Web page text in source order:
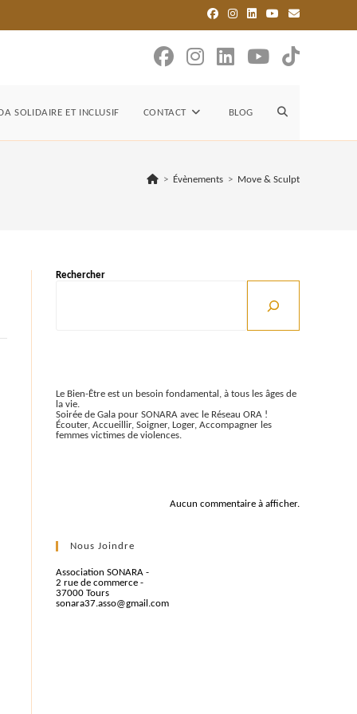
SOLIDAIRE ET INCLUSIF CONTACT BLOG TOGGLE
> Évènements > Move & Sculpt
Rechercher
Le Bien-Être est un besoin fondamental, à tous les âges de
la vie.
Soirée de Gala pour SONARA avec le Réseau ORA !
Écouter, Accueillir, Soigner, Loger, Accompagner les
femmes victimes de violences.
Aucun commentaire à afficher.
Nous Joindre
Association SONARA -
2 rue de commerce -
37000 Tours
sonara37.asso@gmail.com